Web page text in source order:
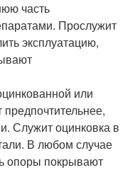
часть
Прослужит
эксплуатацию,
или
Служит оцинковка в
В любом случае
опоры покрывают